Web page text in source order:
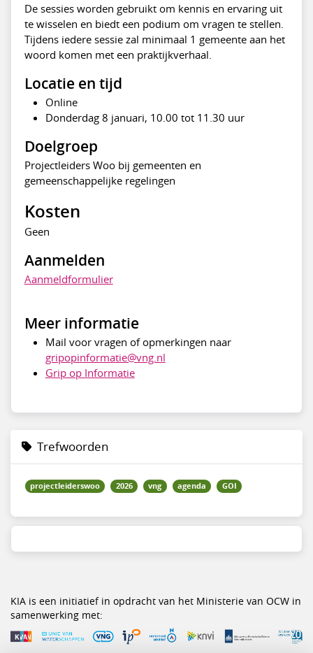
De sessies worden gebruikt om kennis en ervaring uit
te wisselen en biedt een podium om vragen te stellen.
Tijdens iedere sessie zal minimaal 1 gemeente aan het
woord komen met een praktijkverhaal.
Locatie en tijd
Online
Donderdag 8 januari, 10.00 tot 11.30 uur
Doelgroep
Projectleiders Woo bij gemeenten en
gemeenschappelijke regelingen
Kosten
Geen
Aanmelden
Aanmeldformulier
Meer informatie
Mail voor vragen of opmerkingen naar
gripopinformatie@vng.nl
Grip op Informatie
Trefwoorden
projectleiderswoo 2026 vng agenda GOI
KIA is een initiatief in opdracht van het Ministerie van OCW in
samenwerking met: